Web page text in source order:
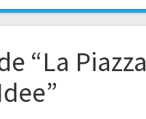
“La Piazza